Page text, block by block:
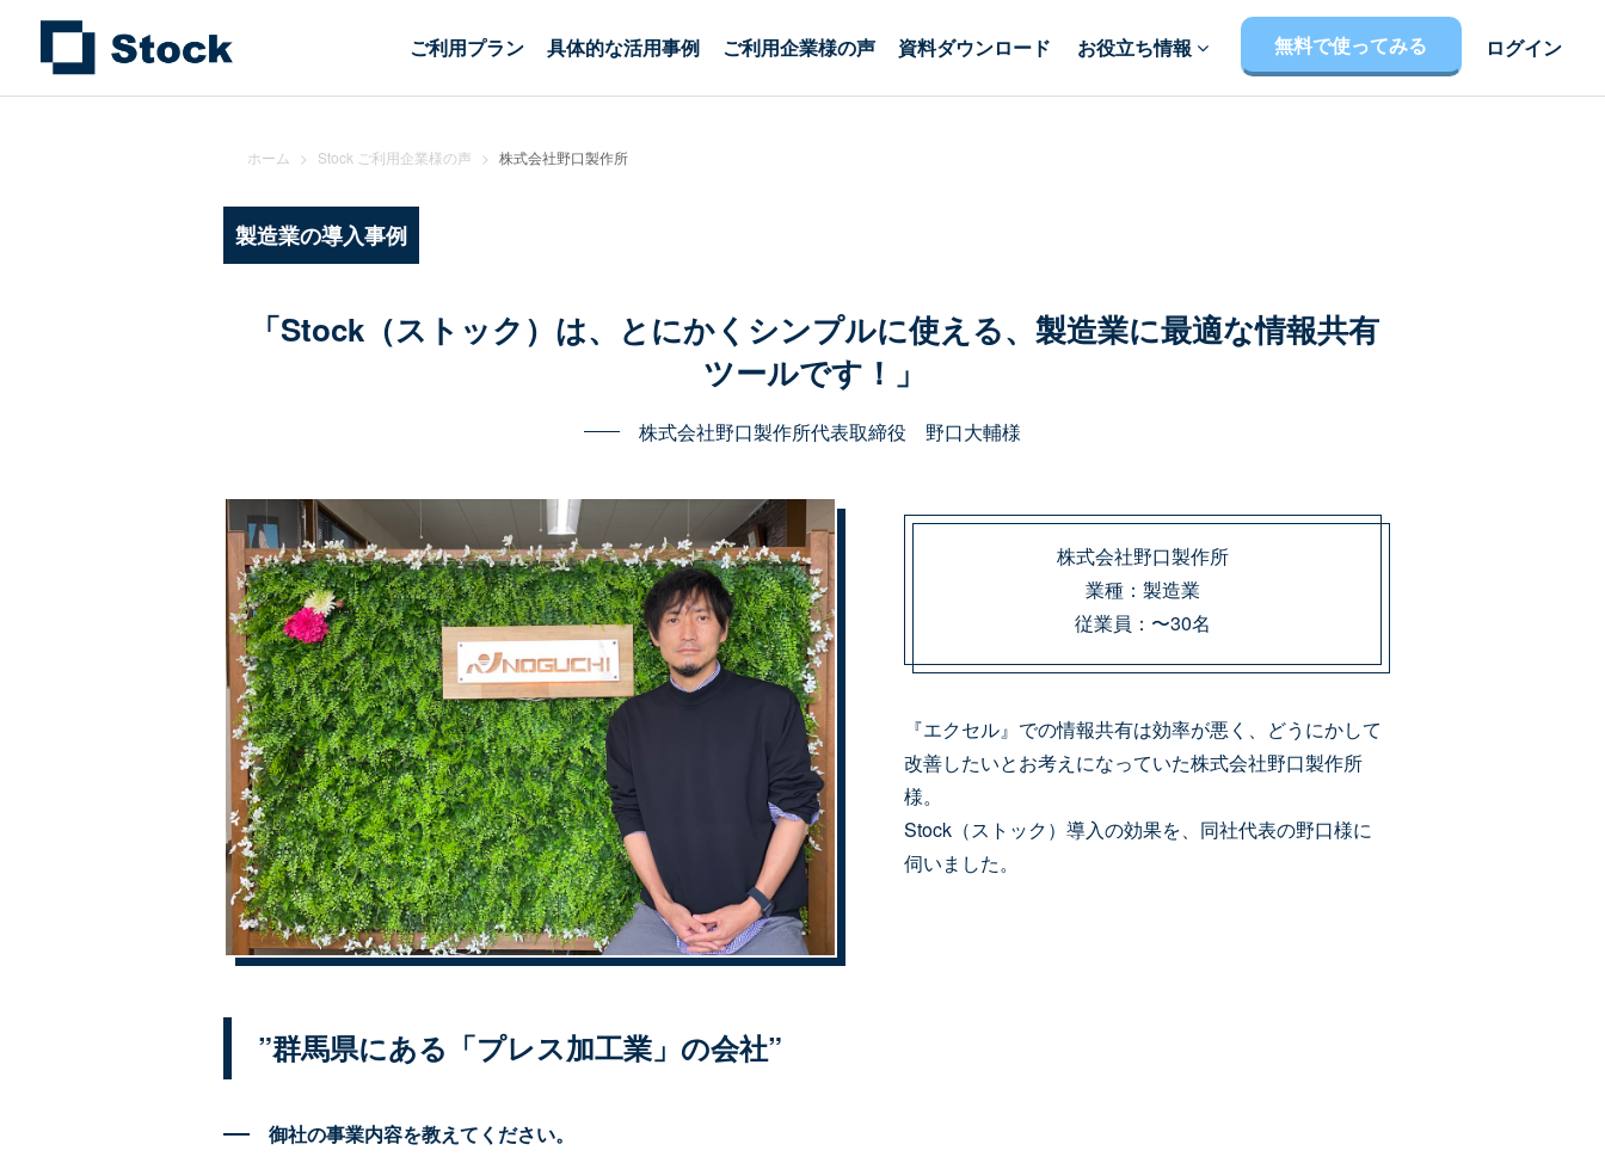
ご利用プラン 具体的な活用事例 ご利用企業様の声 資料ダウンロード お役立ち情報 無料で使ってみる ログイン
ホーム > Stock ご利用企業様の声 > 株式会社野口製作所
製造業の導入事例
「Stock（ストック）は、とにかくシンプルに使える、製造業に最適な情報共有
ツールです！」
株式会社野口製作所代表取締役 野口大輔様
株式会社野口製作所
業種：製造業
従業員：〜30名
『エクセル』での情報共有は効率が悪く、どうにかして
改善したいとお考えになっていた株式会社野口製作所
様。
Stock（ストック）導入の効果を、同社代表の野口様に
伺いました。
”群馬県にある「プレス加工業」の会社”
御社の事業内容を教えてください。